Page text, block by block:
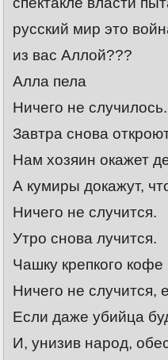
русский мир это
из вас Аллой???
Алла пела
Ничего не случилось.
Завтра снова
Нам хозяин окажет
А кумиры докажут,
Ничего не случится.
Утро снова лучится.
Чашку крепкого
Ничего не случится,
Если даже убийца
И, унизив народ,